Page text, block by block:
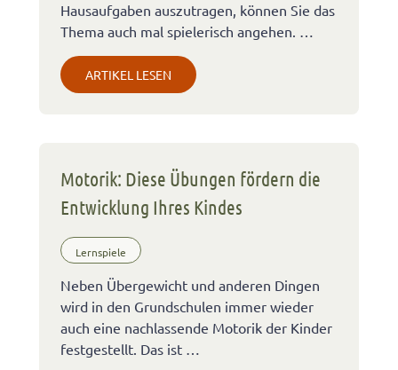
Hausaufgaben auszutragen, können Sie das
Thema auch mal spielerisch angehen. …
ARTIKEL LESEN
Motorik: Diese Übungen fördern die
Entwicklung Ihres Kindes
Lernspiele
Neben Übergewicht und anderen Dingen
wird in den Grundschulen immer wieder
auch eine nachlassende Motorik der Kinder
festgestellt. Das ist …